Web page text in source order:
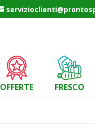
OFFERTE FRESCO